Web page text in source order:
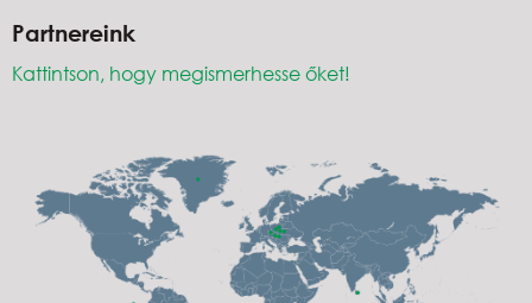
Partnereink
Kattintson, hogy megismerhesse őket!